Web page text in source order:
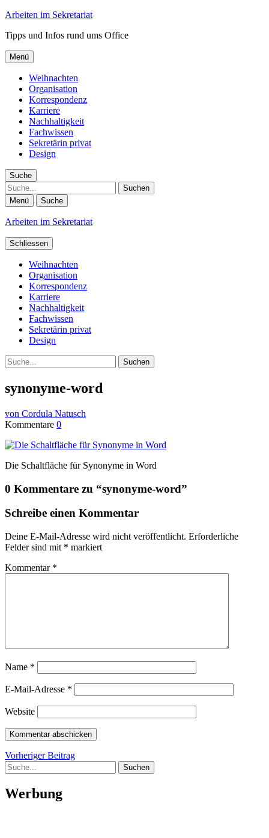
Arbeiten im Sekretariat
Tipps und Infos rund ums Office
Menü
Weihnachten
Organisation
Korrespondenz
Karriere
Nachhaltigkeit
Fachwissen
Sekretärin privat
Design
Suche
Suche
Menü Suche
Arbeiten im Sekretariat
Schliessen
Weihnachten
Organisation
Korrespondenz
Karriere
Nachhaltigkeit
Fachwissen
Sekretärin privat
Design
Suche
synonyme-word
von Cordula Natusch
Kommentare 0
Die Schaltfläche für Synonyme in Word
0 Kommentare zu “synonyme-word”
Schreibe einen Kommentar
Deine E-Mail-Adresse wird nicht veröffentlicht. Erforderliche
Felder sind mit * markiert
Kommentar *
Name *
E-Mail-Adresse *
Website
Beitragsnavigation
Vorheriger BeitragVorheriger
Suche
Werbung